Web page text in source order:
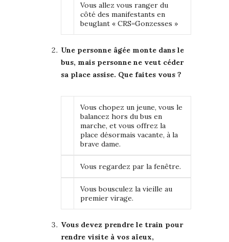
Vous allez vous ranger du
côté des manifestants en
beuglant « CRS=Gonzesses »
Une personne âgée monte dans le
bus, mais personne ne veut céder
sa place assise. Que faites vous ?
Vous chopez un jeune, vous le
balancez hors du bus en
marche, et vous offrez la
place désormais vacante, à la
brave dame.
Vous regardez par la fenêtre.
Vous bousculez la vieille au
premier virage.
Vous devez prendre le train pour
rendre visite à vos aïeux,